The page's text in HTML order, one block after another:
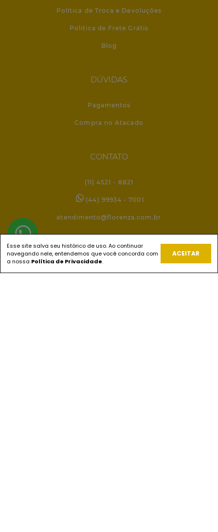
Política de Troca e Devoluções
Política de Frete Grátis
Blog
DÚVIDAS
Pagamentos
Compra no Atacado
CONTATO
(11) 4521 - 8821
(44) 99934 - 7001
atendimento@florenza.com.br
REDES SOCIAIS
Esse site salva seu histórico de uso. Ao continuar
navegando nele, entendemos que você concorda com
a nossa Política de Privacidade.
ACEITAR